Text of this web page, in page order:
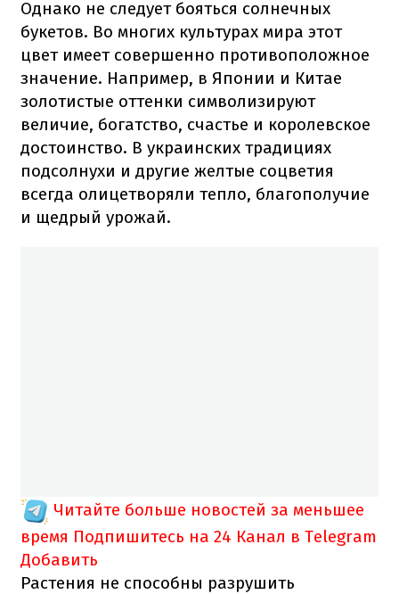
Однако не следует бояться солнечных
букетов. Во многих культурах мира этот
цвет имеет совершенно противоположное
значение. Например, в Японии и Китае
золотистые оттенки символизируют
величие, богатство, счастье и королевское
достоинство. В украинских традициях
подсолнухи и другие желтые соцветия
всегда олицетворяли тепло, благополучие
и щедрый урожай.
Читайте больше новостей за меньшее
время Подпишитесь на 24 Канал в Telegram
Добавить
Растения не способны разрушить